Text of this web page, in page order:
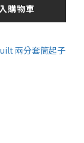
購物車